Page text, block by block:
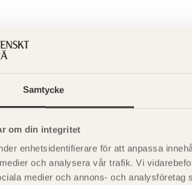
Samtycke
om din integritet
enhetsidentifierare för att anpassa
och analysera vår trafik. Vi
medier och annons- och
är svensk
för att beskriva